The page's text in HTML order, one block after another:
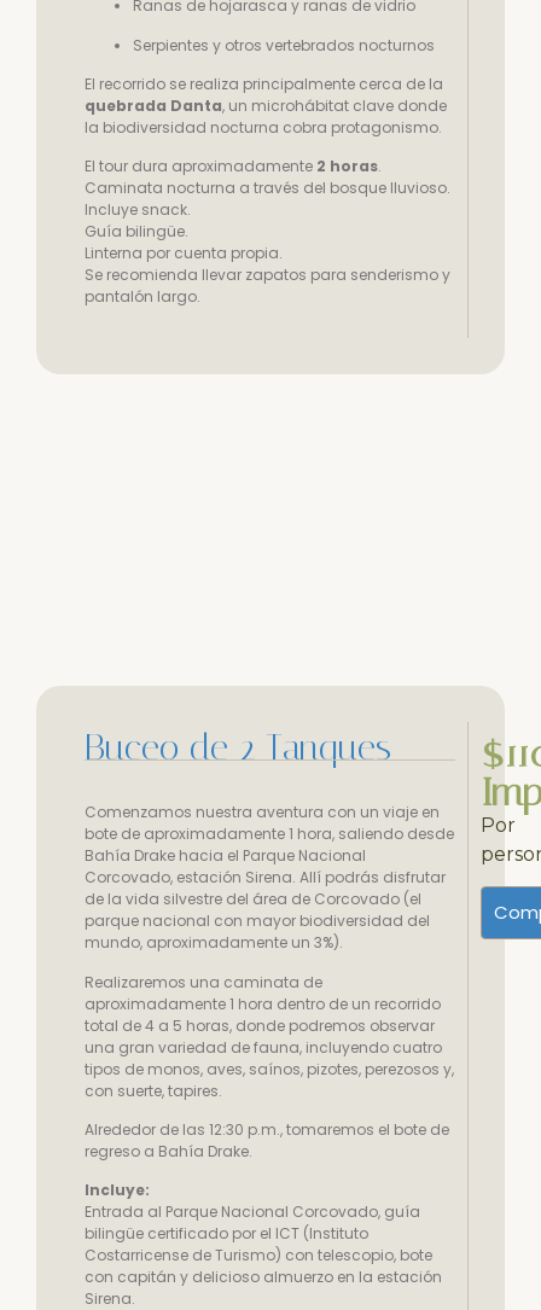
Ranas de hojarasca y ranas de vidrio
Serpientes y otros vertebrados nocturnos
El recorrido se realiza principalmente cerca de la
quebrada Danta, un microhábitat clave donde
la biodiversidad nocturna cobra protagonismo.
El tour dura aproximadamente 2 horas.
Caminata nocturna a través del bosque lluvioso.
Incluye snack.
Guía bilingüe.
Linterna por cuenta propia.
Se recomienda llevar zapatos para senderismo y
pantalón largo.
Buceo de 2 Tanques
Comenzamos nuestra aventura con un viaje en
bote de aproximadamente 1 hora, saliendo desde
Bahía Drake hacia el Parque Nacional
Corcovado, estación Sirena. Allí podrás disfrutar
de la vida silvestre del área de Corcovado (el
parque nacional con mayor biodiversidad del
mundo, aproximadamente un 3%).
Realizaremos una caminata de
aproximadamente 1 hora dentro de un recorrido
total de 4 a 5 horas, donde podremos observar
una gran variedad de fauna, incluyendo cuatro
tipos de monos, aves, saínos, pizotes, perezosos y,
con suerte, tapires.
Alrededor de las 12:30 p.m., tomaremos el bote de
regreso a Bahía Drake.
Incluye:
Entrada al Parque Nacional Corcovado, guía
bilingüe certificado por el ICT (Instituto
Costarricense de Turismo) con telescopio, bote
con capitán y delicioso almuerzo en la estación
Sirena.
Por